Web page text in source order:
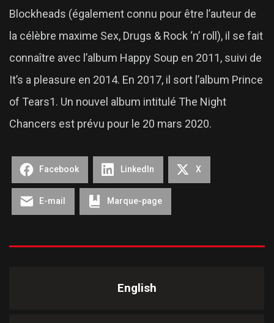
Blockheads (également connu pour être l’auteur de
la célèbre maxime Sex, Drugs & Rock ‘n’ roll), il se fait
connaître avec l’album Happy Soup en 2011, suivi de
It’s a pleasure en 2014. En 2017, il sort l’album Prince
of Tears1. Un nouvel album intitulé The Night
Chancers est prévu pour le 20 mars 2020.
Facebook LinkedIn X
E-mail Marque-page
English